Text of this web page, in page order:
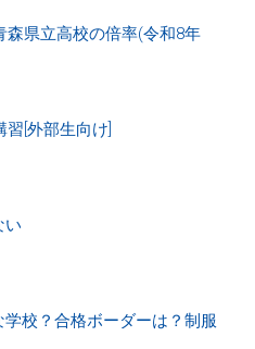
森県立高校の倍率(令和8年
習[外部生向け]
い
校？合格ボーダーは？制服